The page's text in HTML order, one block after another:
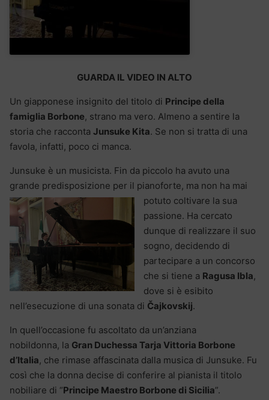
GUARDA IL VIDEO IN ALTO
Un giapponese insignito del titolo di Principe della
famiglia Borbone, strano ma vero. Almeno a sentire la
storia che racconta Junsuke Kita. Se non si tratta di una
favola, infatti, poco ci manca.
Junsuke è un musicista. Fin da piccolo ha avuto una
grande predisposizione per il pianoforte, ma non ha mai
potuto coltivare la sua
passione. Ha cercato
dunque di realizzare il suo
sogno, decidendo di
partecipare a un concorso
che si tiene a Ragusa Ibla,
dove si è esibito
nell’esecuzione di una sonata di Čajkovskij.
In quell’occasione fu ascoltato da un’anziana
nobildonna, la Gran Duchessa Tarja Vittoria Borbone
d’Italia, che rimase affascinata dalla musica di Junsuke. Fu
così che la donna decise di conferire al pianista il titolo
nobiliare di “Principe Maestro Borbone di Sicilia”.